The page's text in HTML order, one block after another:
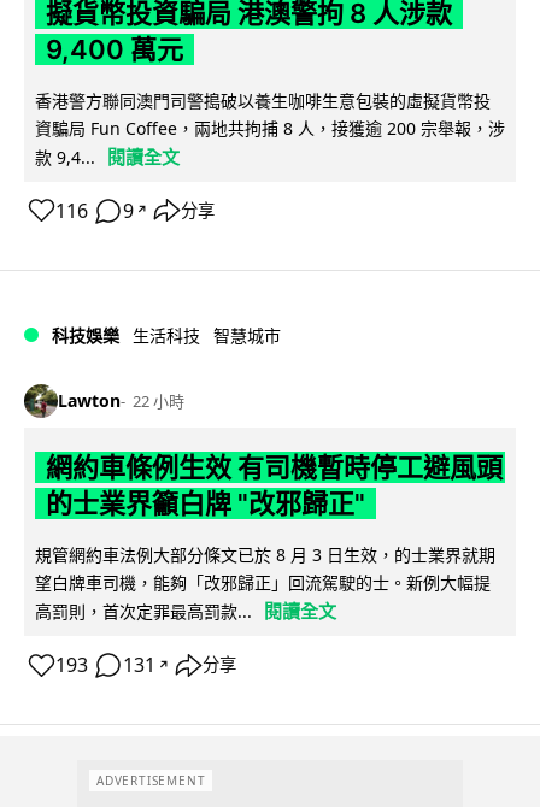
擬貨幣投資騙局 港澳警拘 8 人涉款
9,400 萬元
香港警方聯同澳門司警搗破以養生咖啡生意包裝的虛擬貨幣投
資騙局 Fun Coffee，兩地共拘捕 8 人，接獲逾 200 宗舉報，涉
款 9,4...
閱讀全文
116 9 ↗ 分享
科技娛樂 生活科技 智慧城市
Lawton 22 小時
網約車條例生效 有司機暫時停工避風頭
的士業界籲白牌 "改邪歸正"
規管網約車法例大部分條文已於 8 月 3 日生效，的士業界就期
望白牌車司機，能夠「改邪歸正」回流駕駛的士。新例大幅提
高罰則，首次定罪最高罰款...
閱讀全文
193 131 ↗ 分享
ADVERTISEMENT